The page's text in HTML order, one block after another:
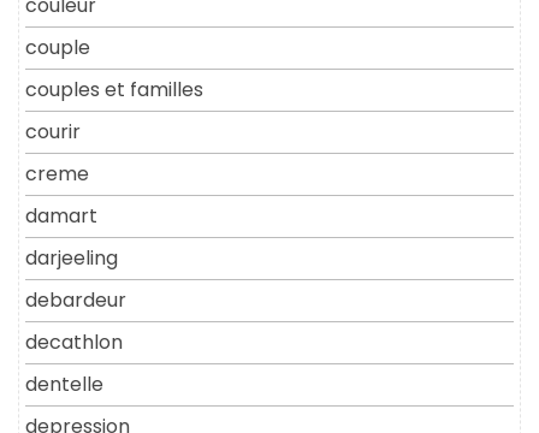
couple
couples et familles
courir
creme
damart
darjeeling
debardeur
decathlon
dentelle
depression